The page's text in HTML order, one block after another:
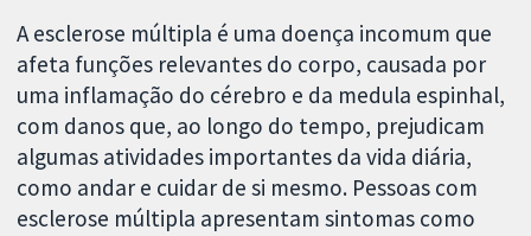
A esclerose múltipla é uma doença incomum que
afeta funções relevantes do corpo, causada por
uma inflamação do cérebro e da medula espinhal,
com danos que, ao longo do tempo, prejudicam
algumas atividades importantes da vida diária,
como andar e cuidar de si mesmo. Pessoas com
esclerose múltipla apresentam sintomas como